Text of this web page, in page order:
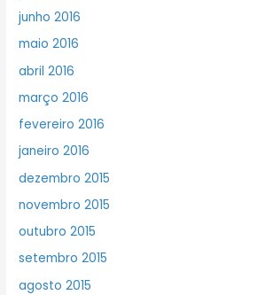
junho 2016
maio 2016
abril 2016
março 2016
fevereiro 2016
janeiro 2016
dezembro 2015
novembro 2015
outubro 2015
setembro 2015
agosto 2015